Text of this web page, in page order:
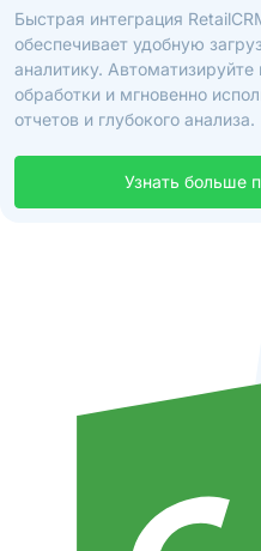
Быстрая интеграция
обеспечивает удобную
аналитику.
обработки и мгновенно
отчетов и глубокого анализа.
Узнать больше